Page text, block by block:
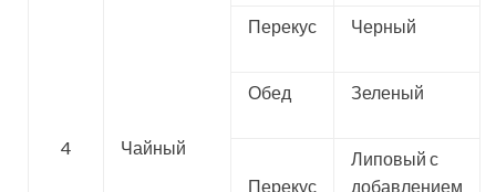
4 Чайный
Перекус Черный
Обед Зеленый
Перекус
Липовый с
добавлением